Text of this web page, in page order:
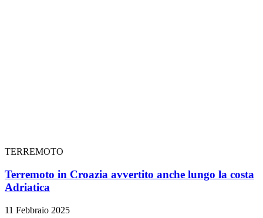
TERREMOTO
Terremoto in Croazia avvertito anche lungo la costa
Adriatica
11 Febbraio 2025